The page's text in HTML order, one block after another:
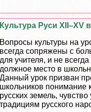
Культура Руси XII–XV
Вопросы культуры на
всегда сопряжены с
для учителя, и не
должное место в
Данный урок призван
школьников понимание
русских земель,
традициям русского